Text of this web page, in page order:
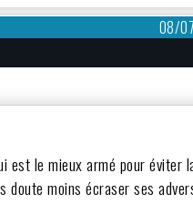
08/
est le mieux armé pour éviter
moins écraser ses